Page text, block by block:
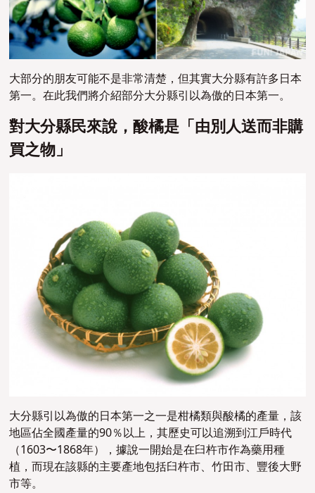
大部分的朋友可能不是非常清楚，但其實大分縣有許多日本
第一。在此我們將介紹部分大分縣引以為傲的日本第一。
對大分縣民來說，酸橘是「由別人送而非購
買之物」
大分縣引以為傲的日本第一之一是柑橘類與酸橘的產量，該
地區佔全國產量的90％以上，其歷史可以追溯到江戶時代
（1603〜1868年），據說一開始是在臼杵市作為藥用種
植，而現在該縣的主要產地包括臼杵市、竹田市、豐後大野
市等。